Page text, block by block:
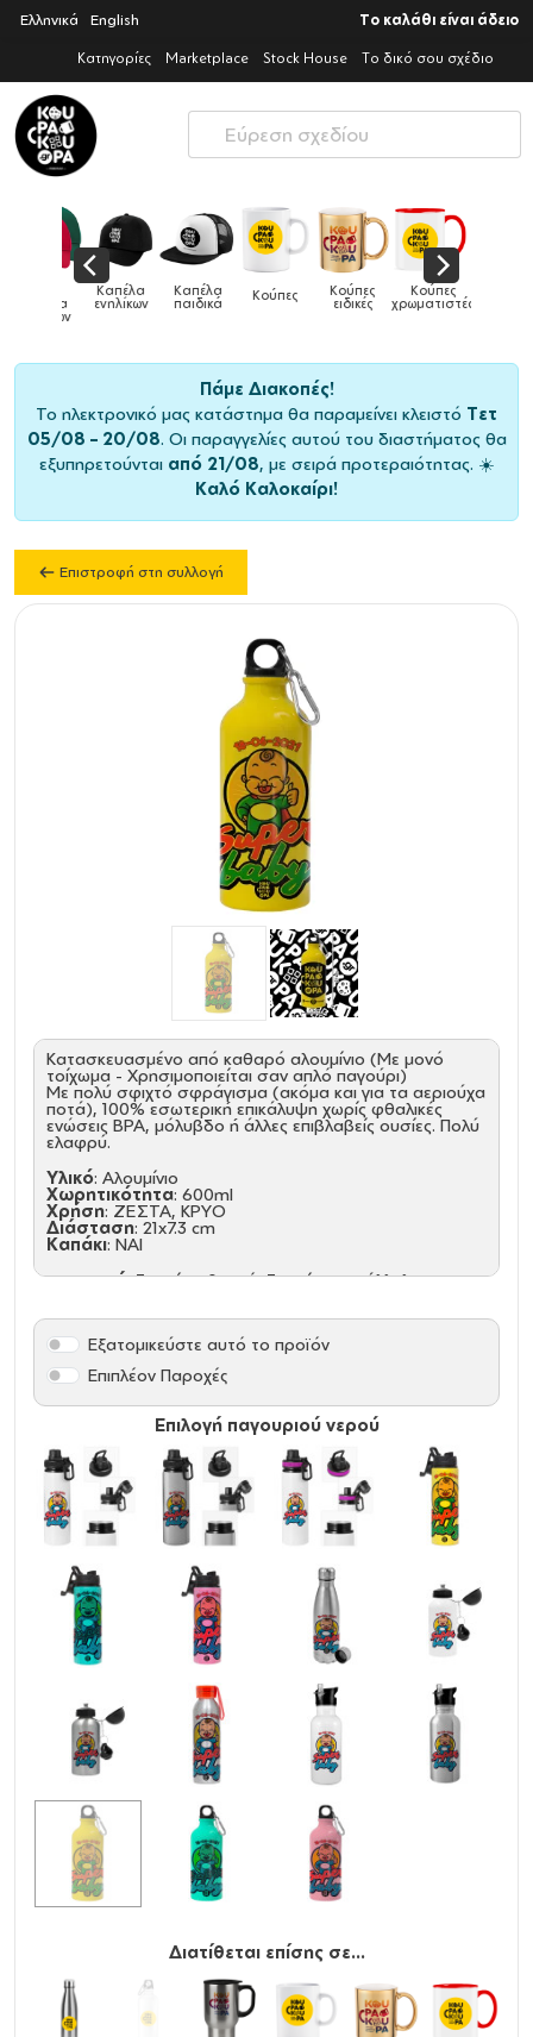
Ελληνικά English Το καλάθι είναι άδειο
Κατηγορίες Marketplace Stock House Το δικό σου σχέδιο
Κούπες Κούπες
ειδικές
Κούπες
χρωματιστές
Κούπες
μεταλλικές
Δοχεία
φαγητού
Πάμε Διακοπές!
Το ηλεκτρονικό μας κατάστημα θα παραμείνει κλειστό Τετ
05/08 – 20/08. Οι παραγγελίες αυτού του διαστήματος θα
εξυπηρετούνται από 21/08, με σειρά προτεραιότητας. ☀️
Καλό Καλοκαίρι!
Επιστροφή στη συλλογή
Κατασκευασμένο από καθαρό αλουμίνιο (Με μονό
τοίχωμα - Χρησιμοποιείται σαν απλό παγούρι)
Με πολύ σφιχτό σφράγισμα (ακόμα και για τα αεριούχα
ποτά), 100% εσωτερική επικάλυψη χωρίς φθαλικές
ενώσεις ΒΡΑ, μόλυβδο ή άλλες επιβλαβείς ουσίες. Πολύ
ελαφρύ.
Υλικό: Αλουμίνιο
Χωρητικότητα: 600ml
Χρήση: ΖΕΣΤΑ, ΚΡΥΟ
Διάσταση: 21x7.3 cm
Καπάκι: NAI
προσοχή, δεν είναι θερμό, δεν είναι κατάλληλο για
Επιλογή παγουριού νερού
Εξατομικεύστε αυτό το προϊόν
Επιπλέον Παροχές
Διατίθεται επίσης σε...